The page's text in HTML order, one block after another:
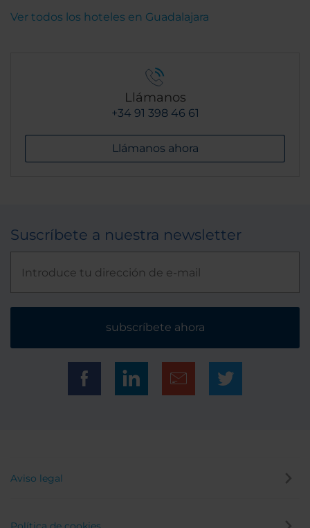
Ver todos los hoteles en Guadalajara
Llámanos
+34 91 398 46 61
Llámanos ahora
Suscríbete a nuestra newsletter
subscríbete ahora
Aviso legal